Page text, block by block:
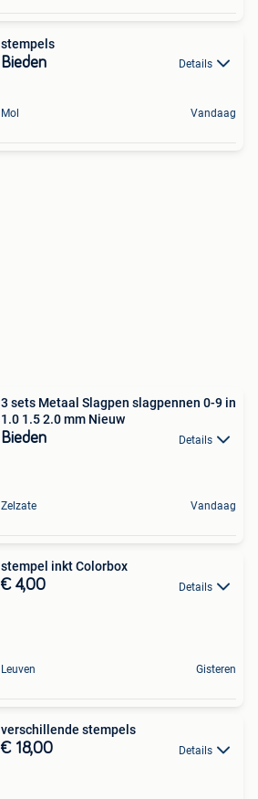
stempels
Bieden Details
Mol Vandaag
3 sets Metaal Slagpen slagpennen 0-9 in
1.0 1.5 2.0 mm Nieuw
Bieden Details
Zelzate Vandaag
stempel inkt Colorbox
€ 4,00 Details
Leuven Gisteren
verschillende stempels
€ 18,00 Details